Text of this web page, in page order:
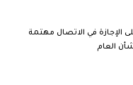
في الاتصال مهتمة
العام